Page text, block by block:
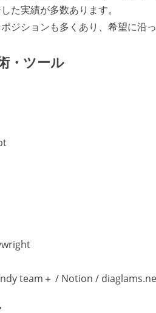
た実績が多数あります。
ジションも多くあり、希望に沿
・ツール
team＋ / Notion /